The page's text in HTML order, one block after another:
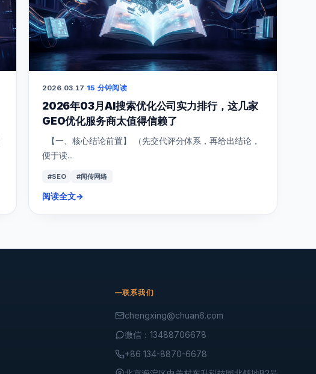
2026.03.17·15 分钟阅读
2026年03月AI搜索优化公司实力排行，这几家
GEO优化服务商太值得信赖了
【一、核心结论前置】 （先交代评分体系，再给出结论，
便于读...
#SEO #闻传网络
阅读全文→
联系我们
chengxing@chuan6.com
微信：13488706678
+86 134-8870-6678